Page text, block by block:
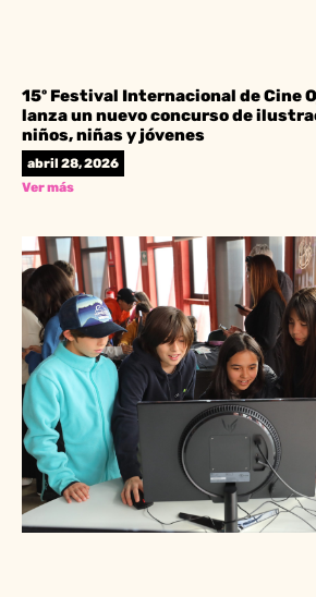
15º Festival Internacional de Cine
lanza un nuevo concurso de
niños, niñas y jóvenes
abril 28, 2026
Ver más